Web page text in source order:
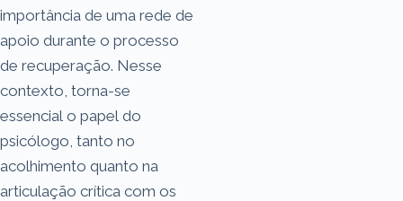
importância de uma rede de
apoio durante o processo
de recuperação. Nesse
contexto, torna-se
essencial o papel do
psicólogo, tanto no
acolhimento quanto na
articulação crítica com os